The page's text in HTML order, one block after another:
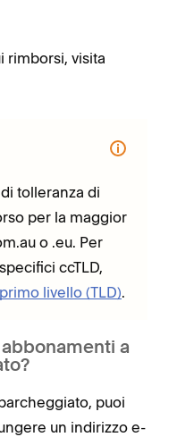
rimborsi, visita
tolleranza di
per la maggior
o .eu. Per
ccTLD,
livello (TLD).
a
puoi
un indirizzo e-